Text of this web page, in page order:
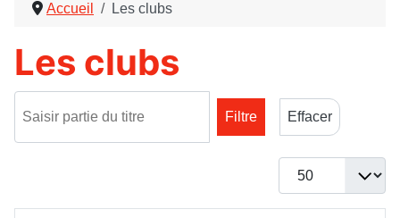
Accueil Les clubs
Les clubs
Filtre
Effacer
Afficher #